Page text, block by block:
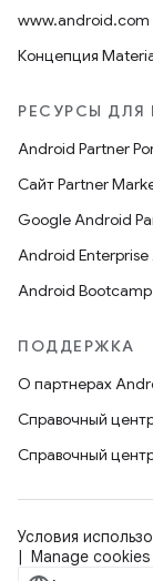
www.android.com
Концепция
РЕСУРСЫ ДЛЯ
Android Partner
Сайт Partner
Google Android
Android
Android Bootcamp
ПОДДЕРЖКА
О партнерах
Справочный
Справочный
Условия
Manage cookies